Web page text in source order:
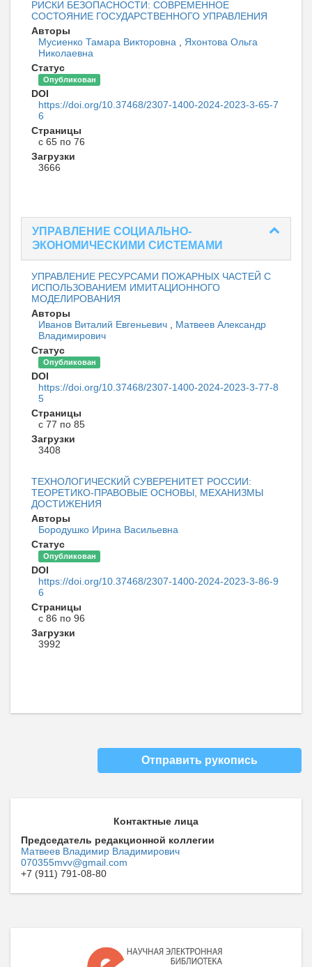
РИСКИ БЕЗОПАСНОСТИ: СОВРЕМЕННОЕ
СОСТОЯНИЕ ГОСУДАРСТВЕННОГО УПРАВЛЕНИЯ
Авторы
Мусиенко Тамара Викторовна
Яхонтова Ольга
Николаевна
Статус
Опубликован
DOI
https://doi.org/10.37468/2307-1400-2024-2023-3-65-7
6
Страницы
с 65 по 76
Загрузки
3666
УПРАВЛЕНИЕ СОЦИАЛЬНО-
ЭКОНОМИЧЕСКИМИ СИСТЕМАМИ
УПРАВЛЕНИЕ РЕСУРСАМИ ПОЖАРНЫХ ЧАСТЕЙ С
ИСПОЛЬЗОВАНИЕМ ИМИТАЦИОННОГО
МОДЕЛИРОВАНИЯ
Авторы
Иванов Виталий Евгеньевич
Матвеев Александр
Владимирович
Статус
Опубликован
DOI
https://doi.org/10.37468/2307-1400-2024-2023-3-77-8
5
Страницы
с 77 по 85
Загрузки
3408
ТЕХНОЛОГИЧЕСКИЙ СУВЕРЕНИТЕТ РОССИИ:
ТЕОРЕТИКО-ПРАВОВЫЕ ОСНОВЫ, МЕХАНИЗМЫ
ДОСТИЖЕНИЯ
Авторы
Бородушко Ирина Васильевна
Статус
Опубликован
DOI
https://doi.org/10.37468/2307-1400-2024-2023-3-86-9
6
Страницы
с 86 по 96
Загрузки
3992
Отправить рукопись
Контактные лица
Председатель редакционной коллегии
Матвеев Владимир Владимирович
070355mvv@gmail.com
+7 (911) 791-08-80